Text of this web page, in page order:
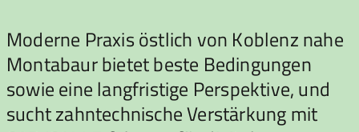
Moderne Praxis östlich von Koblenz nahe
Montabaur bietet beste Bedingungen
sowie eine langfristige Perspektive, und
sucht zahntechnische Verstärkung mit